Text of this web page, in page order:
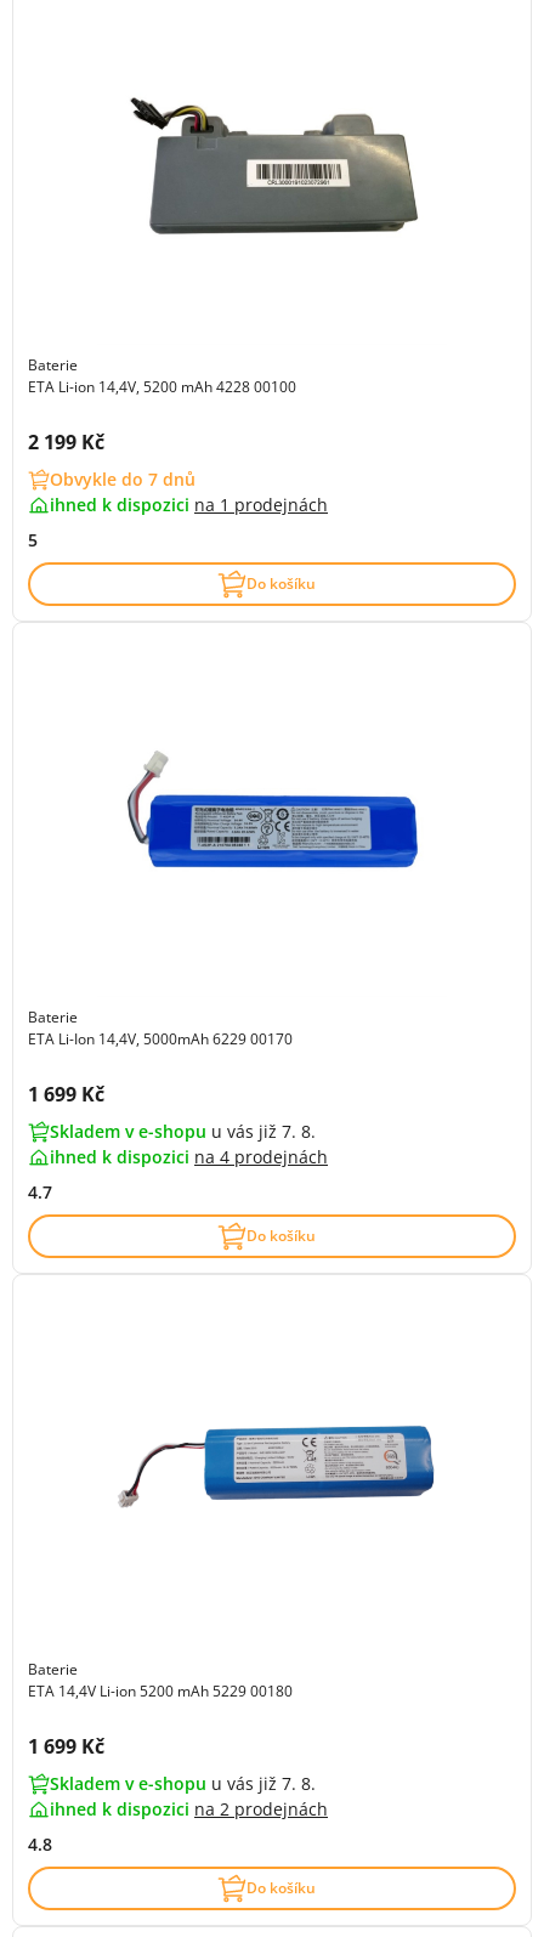
Baterie
ETA Li-ion 14,4V, 5200 mAh 4228 00100
Cena s DPH:
2 199 Kč
Obvykle do 7 dnů
ihned k dispozici na 1 prodejnách
5
Do košíku
Baterie
ETA Li-Ion 14,4V, 5000mAh 6229 00170
Cena s DPH:
1 699 Kč
Skladem v e-shopu u vás již 7. 8.
ihned k dispozici na 4 prodejnách
4.7
Do košíku
Baterie
ETA 14,4V Li-ion 5200 mAh 5229 00180
Cena s DPH:
1 699 Kč
Skladem v e-shopu u vás již 7. 8.
ihned k dispozici na 2 prodejnách
4.8
Do košíku